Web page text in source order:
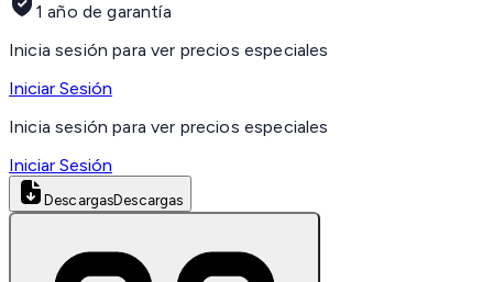
1 año de garantía
Inicia sesión para ver precios especiales
Iniciar Sesión
Inicia sesión para ver precios especiales
Iniciar Sesión
DescargasDescargas